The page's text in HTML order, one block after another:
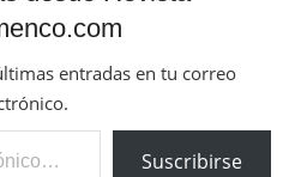
entradas en tu correo
Suscribirse